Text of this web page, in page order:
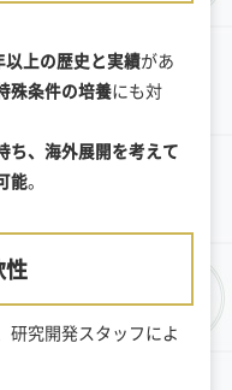
上の歴史と実績があ
殊条件の培養にも対
ち、海外展開を考えて
能。
性
研究開発スタッフによ